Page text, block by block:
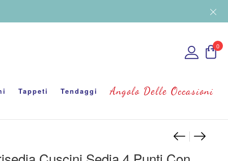
0
Tappeti Tendaggi Angolo Delle Occasioni
3